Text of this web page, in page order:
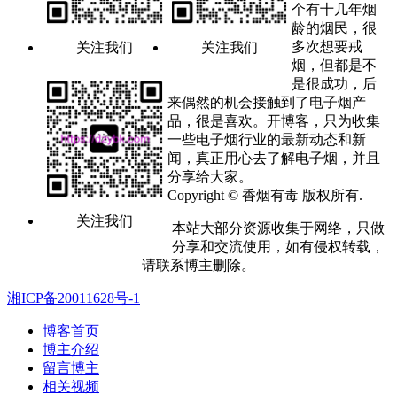
关注我们 关注我们
关注我们
个有十几年烟
龄的烟民，很
多次想要戒
烟，但都是不
是很成功，后
来偶然的机会接触到了电子烟产
品，很是喜欢。开博客，只为收集
一些电子烟行业的最新动态和新
闻，真正用心去了解电子烟，并且
分享给大家。
Copyright © 香烟有毒 版权所有.
本站大部分资源收集于网络，只做
分享和交流使用，如有侵权转载，
请联系博主删除。
湘ICP备20011628号-1
博客首页
博主介绍
留言博主
相关视频